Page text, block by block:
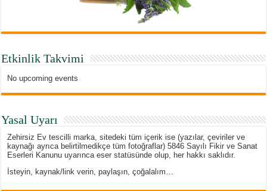
Etkinlik Takvimi
No upcoming events
Yasal Uyarı
Zehirsiz Ev tescilli marka, sitedeki tüm içerik ise (yazılar, çeviriler ve
kaynağı ayrıca belirtilmedikçe tüm fotoğraflar) 5846 Sayılı Fikir ve Sanat
Eserleri Kanunu uyarınca eser statüsünde olup, her hakkı saklıdır.
İsteyin, kaynak/link verin, paylaşın, çoğalalım…